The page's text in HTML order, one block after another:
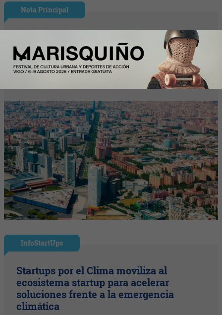
Nota Principal
Madrid y Barcelona vs. Nueva York y
Zúrich: ¿cuánto cuesta vivir en España
frente a las grandes capitales?
InfoStartUps
Startups por el Clima moviliza al
ecosistema startup para acelerar
soluciones frente a la emergencia
climática